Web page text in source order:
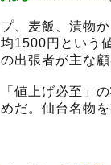
、麦飯、漬物
1500円という
出張者が主な顧
値上げ必至」
だ。仙台名物